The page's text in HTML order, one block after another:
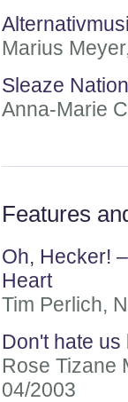
Marius
Sleaze Nation
Anna-Marie
Features
Oh, Hecker!
Heart
Tim Perlich,
Don't hate
Rose Tizane
04/2003